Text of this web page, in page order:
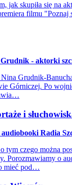
jak skupiła się na
filmu "Poznaj
- aktorki
Grudnik-
Górniczej. Po
i
Radia
tym czego można
Porozmawiamy o
mieć pod…